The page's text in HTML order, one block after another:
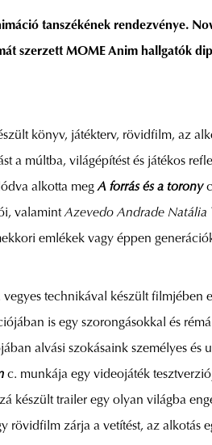
tanszékének rendezvénye.
szerzett MOME Anim hallgatók
könyv, játékterv, rövidfilm, az
a múltba, világépítést és játékos
alkotta megA forrás és a torony
valamintAzevedo Andrade Natália
emlékek vagy éppen
vegyes technikával készült filmjében
is egy szorongásokkal és
alvási szokásaink személyes és
c. munkája egy videojáték
készült trailer egy olyan világba
rövidfilm zárja a vetítést, az alkotás